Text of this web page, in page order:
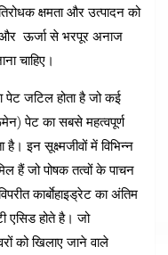
क्षमता और उत्पादन को
और ऊर्जा से भरपूर अनाज
चाहिए।
पेट जटिल होता है जो कई
पेट का सबसे महत्वपूर्ण
है। इन सूक्ष्मजीवों में विभिन्न
हैं जो पोषक तत्वों के पाचन
कार्बाेहाइड्रेट का अंतिम
एसिड होते है। जो
को खिलाए जाने वाले